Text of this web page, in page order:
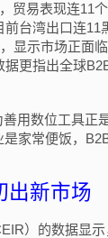
贸易表现连11
台湾出口连
显示市场正面
据更指出全球
用数位工具正
家常便饭，
出新市场
）的数据显